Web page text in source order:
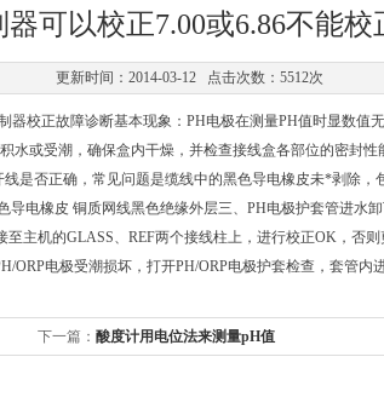
器可以校正7.00或6.86不能校
更新时间：2014-03-12 点击次数：5512次
器校正故障诊断基本现象：PH电极在测量PH值时显数值
水或受潮，确保盒内干燥，并检查接线盒各部位的密封
是否正确，常见问题是缆线中的黑色导电橡皮未*剥除
电橡皮 铜质网线黑色绝缘外层三、PH电极护套管进水
主机的GLASS、REF两个接线柱上，进行校正OK，否
ORP电极受潮损坏，打开PH/ORP电极护套检查，套管内
下一篇： 酸度计用电位法来测量pH值